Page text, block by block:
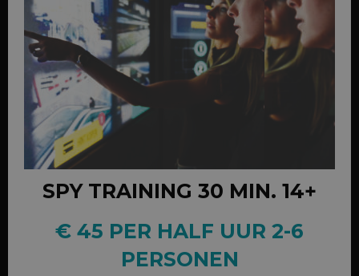
SPY TRAINING 30 MIN. 14+
€ 45 PER HALF UUR 2-6
PERSONEN